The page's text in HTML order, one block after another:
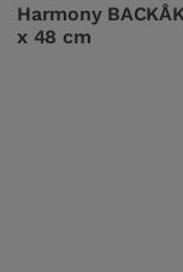
Harmony
x 48 cm